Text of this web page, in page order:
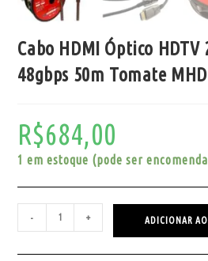
Cabo HDMI Óptico HDTV
48gbps 50m Tomate
R$684,00
1 em estoque (pode ser
- + ADICIONAR